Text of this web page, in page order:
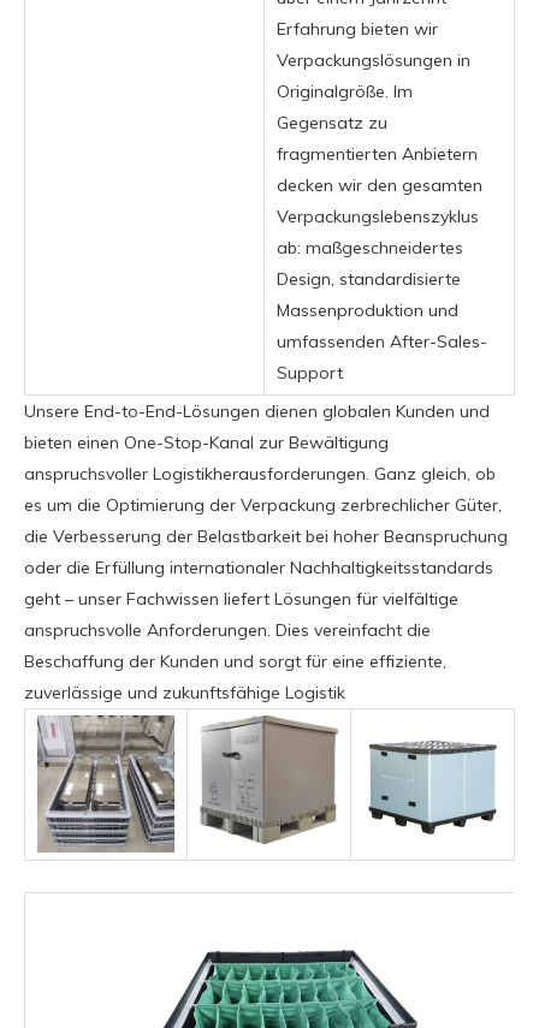
Erfahrung bieten wir
Verpackungslösungen in
Originalgröße. Im
Gegensatz zu
fragmentierten Anbietern
decken wir den gesamten
Verpackungslebenszyklus
ab: maßgeschneidertes
Design, standardisierte
Massenproduktion und
umfassenden After-Sales-
Support
Unsere End-to-End-Lösungen dienen globalen Kunden und
bieten einen One-Stop-Kanal zur Bewältigung
anspruchsvoller Logistikherausforderungen. Ganz gleich, ob
es um die Optimierung der Verpackung zerbrechlicher Güter,
die Verbesserung der Belastbarkeit bei hoher Beanspruchung
oder die Erfüllung internationaler Nachhaltigkeitsstandards
geht – unser Fachwissen liefert Lösungen für vielfältige
anspruchsvolle Anforderungen. Dies vereinfacht die
Beschaffung der Kunden und sorgt für eine effiziente,
zuverlässige und zukunftsfähige Logistik